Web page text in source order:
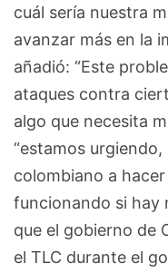
cuál sería nuestra
avanzar más en la
añadió: “Este
ataques contra
algo que necesita
“estamos
colombiano a
funcionando si hay
que el gobierno de
el TLC durante el